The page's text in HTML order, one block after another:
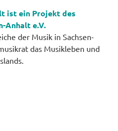
ist ein Projekt des
Anhalt e.V.
der Musik in Sachsen-
das Musikleben und